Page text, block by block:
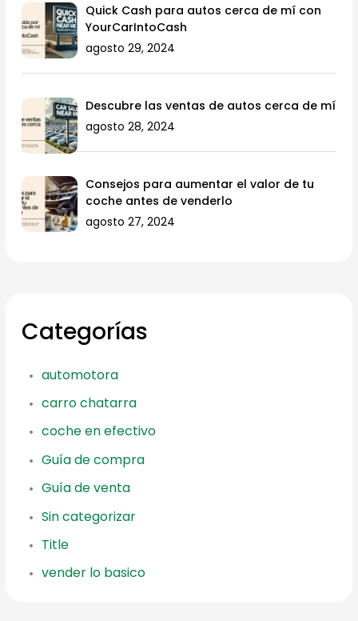
Quick Cash para autos cerca de mí con
YourCarIntoCash
agosto 29, 2024
Descubre las ventas de autos cerca de mí
agosto 28, 2024
Consejos para aumentar el valor de tu
coche antes de venderlo
agosto 27, 2024
Categorías
automotora
carro chatarra
coche en efectivo
Guía de compra
Guía de venta
Sin categorizar
Title
vender lo basico